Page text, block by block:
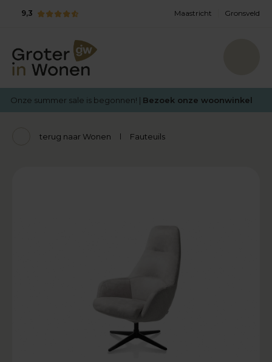
9,3 Maastricht Gronsveld
Onze summer sale is begonnen! | Bezoek onze woonwinkel
terug naar Wonen Fauteuils